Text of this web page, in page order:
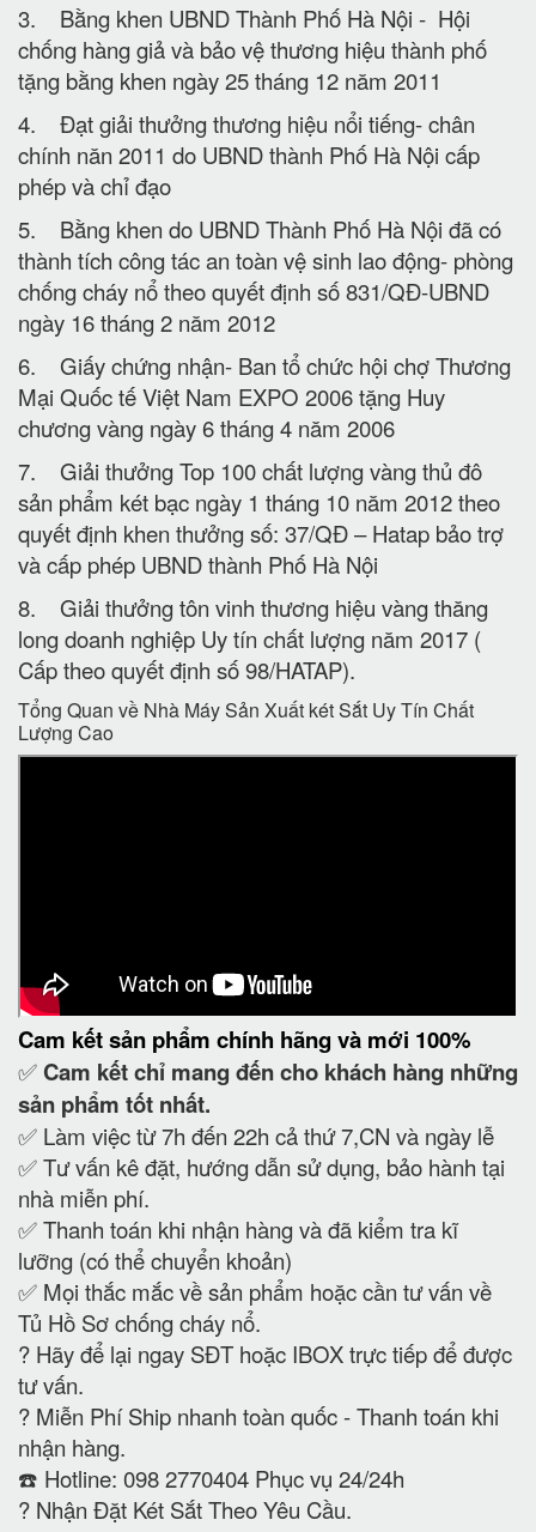
3. Bằng khen UBND Thành Phố Hà Nội - Hội
chống hàng giả và bảo vệ thương hiệu thành phố
tặng bằng khen ngày 25 tháng 12 năm 2011
4. Đạt giải thưởng thương hiệu nổi tiếng- chân
chính năn 2011 do UBND thành Phố Hà Nội cấp
phép và chỉ đạo
5. Bằng khen do UBND Thành Phố Hà Nội đã có
thành tích công tác an toàn vệ sinh lao động- phòng
chống cháy nổ theo quyết định số 831/QĐ-UBND
ngày 16 tháng 2 năm 2012
6. Giấy chứng nhận- Ban tổ chức hội chợ Thương
Mại Quốc tế Việt Nam EXPO 2006 tặng Huy
chương vàng ngày 6 tháng 4 năm 2006
7. Giải thưởng Top 100 chất lượng vàng thủ đô
sản phẩm két bạc ngày 1 tháng 10 năm 2012 theo
quyết định khen thưởng số: 37/QĐ – Hatap bảo trợ
và cấp phép UBND thành Phố Hà Nội
8. Giải thưởng tôn vinh thương hiệu vàng thăng
long doanh nghiệp Uy tín chất lượng năm 2017 (
Cấp theo quyết định số 98/HATAP).
Tổng Quan về Nhà Máy Sản Xuất két Sắt Uy Tín Chất
Lượng Cao
Cam kếtsản phẩm chính hãng và mới 100%
✅ Cam kếtchỉ mang đến cho khách hàng những
sản phẩm tốt nhất.
✅ Làm việc từ 7h đến 22h cả thứ 7,CN và ngày lễ
✅ Tư vấn kê đặt, hướng dẫn sử dụng, bảo hành tại
nhà miễn phí.
✅ Thanh toán khi nhận hàng và đã kiểm tra kĩ
lưỡng (có thể chuyển khoản)
✅ Mọi thắc mắc về sản phẩm hoặc cần tư vấn về
Tủ Hồ Sơ chống cháy nổ.
? Hãy để lại ngay SĐT hoặc IBOX trực tiếp để được
tư vấn.
? Miễn Phí Ship nhanh toàn quốc - Thanh toán khi
nhận hàng.
☎️ Hotline: 098 2770404 Phục vụ 24/24h
? Nhận Đặt Két Sắt Theo Yêu Cầu.